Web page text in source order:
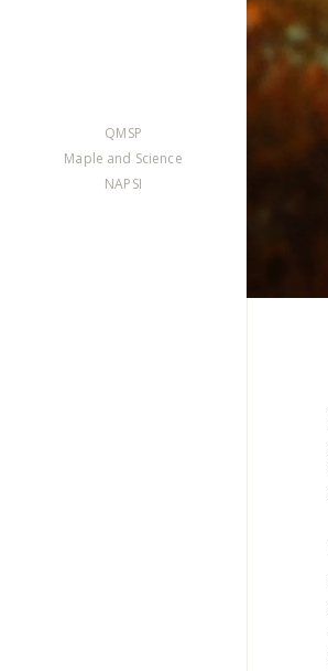
QMSP
Maple and Science
NAPSI